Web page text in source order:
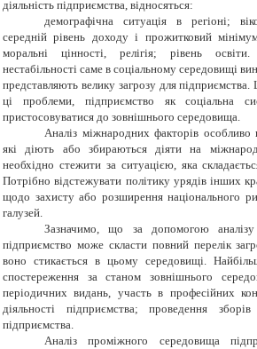
діяльність підприємства, відносяться:
демографічна ситуація в регіоні;
середній рівень доходу і прожитковий
моральні цінності, релігія; рівень
нестабільності саме в соціальному середовищі
представляють велику загрозу для
ці проблеми, підприємство як соціальна
пристосовуватися до зовнішнього середовища.
Аналіз міжнародних факторів особливо
які діють або збираються діяти на
необхідно стежити за ситуацією, яка
Потрібно відстежувати політику урядів інших
щодо захисту або розширення національного
галузей.
Зазначимо, що за допомогою аналізу
підприємство може скласти повний перелік
воно стикається в цьому середовищі.
спостереження за станом зовнішнього
періодичних видань, участь в професійних
діяльності підприємства; проведення
підприємства.
Аналіз проміжного середовища